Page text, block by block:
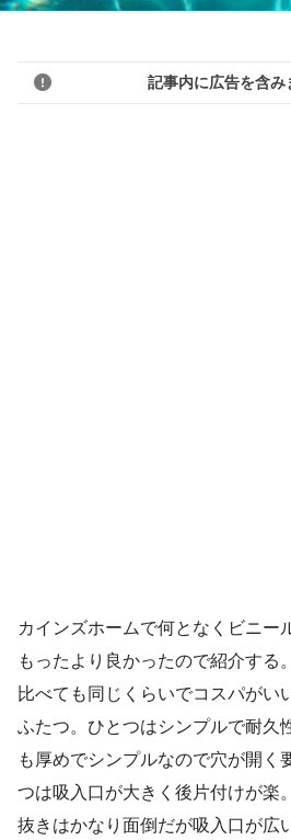
記事内に広告を含み
カインズホームで何となくビニー
もったより良かったので紹介する
比べても同じくらいでコスパがい
ふたつ。ひとつはシンプルで耐久
も厚めでシンプルなので穴が開く
つは吸入口が大きく後片付けが楽
抜きはかなり面倒だが吸入口が広